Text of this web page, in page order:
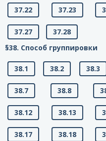
37.22 37.23
37.27
37.28
§38. Способ группировки
38.1 38.2 38.3
38.7 38.8
38.12 38.13
38.17 38.18